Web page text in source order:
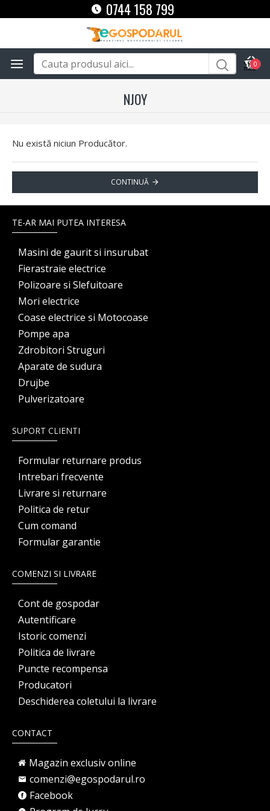
0744 158 799
0
NJOY
Nu există niciun Producător.
CONTINUĂ
TE-AR MAI PUTEA INTERESA
Masini de gaurit si insurubat
Fierastraie electrice
Polizoare si Slefuitoare
Mori electrice
Coase electrice si Motocoase
Pompe apa
Zdrobitori Struguri
Aparate de sudura
Drujbe
Pulverizatoare
SUPORT CLIENTI
Formular returnare produs
Intrebari frecvente
Livrare si returnare
Politica de retur
Cum comand
Formular garantie
COMENZI SI LIVRARE
Cont de gospodar
Autentificare
Istoric comenzi
Politica de livrare
Puncte recompensa
Producatori
Deschiderea coletului la livrare
CONTACT
Magazin exclusiv online
comenzi@egospodarul.ro
Facebook